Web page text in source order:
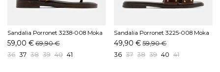
Sandalia Porronet 3238-008 Moka
59,00 €69,90 €
36 37 38 39 40 41
Sandalia Porronet 3225-008 Moka
49,90 € 59,90 €
36 37 38 39 40 41